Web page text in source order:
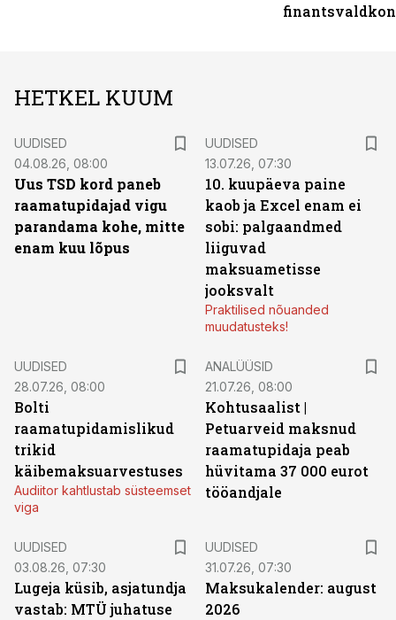
HETKEL KUUM
UUDISED
04.08.26, 08:00
Uus TSD kord paneb
raamatupidajad vigu
parandama kohe, mitte
enam kuu lõpus
UUDISED
13.07.26, 07:30
10. kuupäeva paine
kaob ja Excel enam ei
sobi: palgaandmed
liiguvad
maksuametisse
jooksvalt
Praktilised nõuanded
muudatusteks!
UUDISED
28.07.26, 08:00
Bolti
raamatupidamislikud
trikid
käibemaksuarvestuses
Audiitor kahtlustab süsteemset
viga
ANALÜÜSID
21.07.26, 08:00
Kohtusaalist |
Petuarveid maksnud
raamatupidaja peab
hüvitama 37 000 eurot
tööandjale
UUDISED
03.08.26, 07:30
Lugeja küsib, asjatundja
vastab: MTÜ juhatuse
UUDISED
31.07.26, 07:30
Maksukalender: august
2026